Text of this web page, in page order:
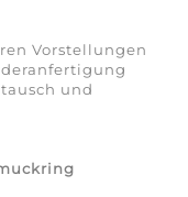
Vorstellungen
und